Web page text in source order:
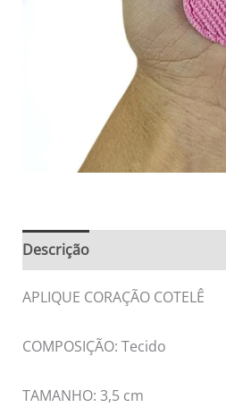
Descrição
APLIQUE CORAÇÃO COTELÊ
COMPOSIÇÃO: Tecido
TAMANHO: 3,5 cm